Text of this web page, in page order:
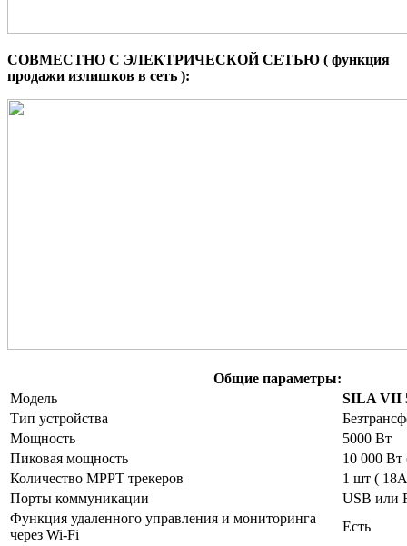
СОВМЕСТНО С ЭЛЕКТРИЧЕСКОЙ СЕТЬЮ ( функция
продажи излишков в сеть ):
Общие параметры:
Модель
SILA VII
Тип устройства
Мощность
5000 Вт
Пиковая мощность
10 000 Вт
Количество MPPT трекеров
1 шт (
Порты коммуникации
USB или
Функция удаленного управления и мониторинга
через Wi-Fi
Есть